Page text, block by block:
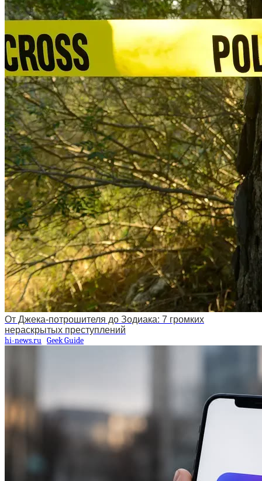
От Джека-потрошителя до Зодиака: 7 громких
нераскрытых преступлений
hi-news.ru Geek Guide